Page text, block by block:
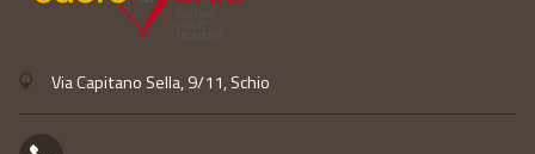
Via Capitano Sella, 9/11, Schio